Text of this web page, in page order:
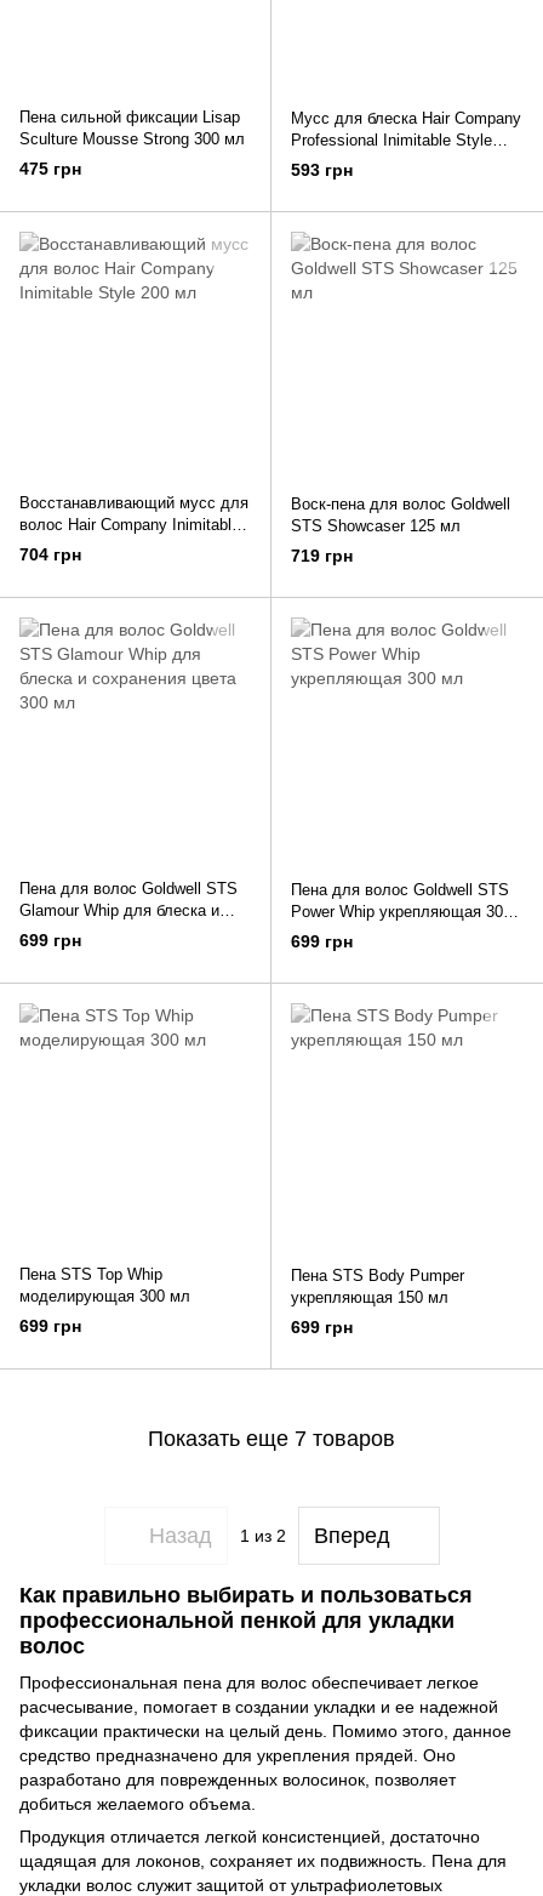
Пена сильной фиксации Lisap
Sculture Mousse Strong 300 мл
475 грн
Мусс для блеска Hair Company
Professional Inimitable Style
Illuminating Styling Foam 250
593 грн
Восстанавливающий мусс для
волос Hair Company Inimitable
Style 200 мл
704 грн
Воск-пена для волос Goldwell
STS Showcaser 125 мл
719 грн
Пена для волос Goldwell STS
Glamour Whip для блеска и
сохранения цвета 300 мл
699 грн
Пена для волос Goldwell STS
Power Whip укрепляющая 300
мл
699 грн
Пена STS Top Whip
моделирующая 300 мл
699 грн
Пена STS Body Pumper
укрепляющая 150 мл
699 грн
Показать еще 7 товаров
Назад 1из 2 Вперед
Как правильно выбирать и пользоваться
профессиональной пенкой для укладки
волос
Профессиональная пена для волос обеспечивает легкое
расчесывание, помогает в создании укладки и ее надежной
фиксации практически на целый день. Помимо этого, данное
средство предназначено для укрепления прядей. Оно
разработано для поврежденных волосинок, позволяет
добиться желаемого объема.
Продукция отличается легкой консистенцией, достаточно
щадящая для локонов, сохраняет их подвижность. Пена для
укладки волос служит защитой от ультрафиолетовых